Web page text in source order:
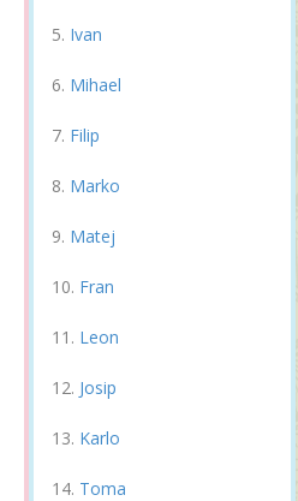
Ivan
Mihael
Filip
Marko
Matej
Fran
Leon
Josip
Karlo
Toma